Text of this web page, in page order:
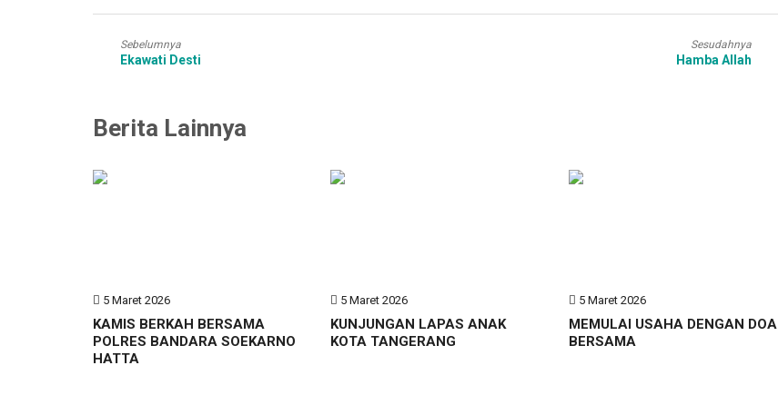
Sebelumnya
Ekawati Desti
Sesudahnya
Hamba Allah
Berita Lainnya
5 Maret 2026
KAMIS BERKAH BERSAMA
POLRES BANDARA SOEKARNO
HATTA
5 Maret 2026
KUNJUNGAN LAPAS ANAK
KOTA TANGERANG
5 Maret 2026
MEMULAI USAHA DENGAN DOA
BERSAMA